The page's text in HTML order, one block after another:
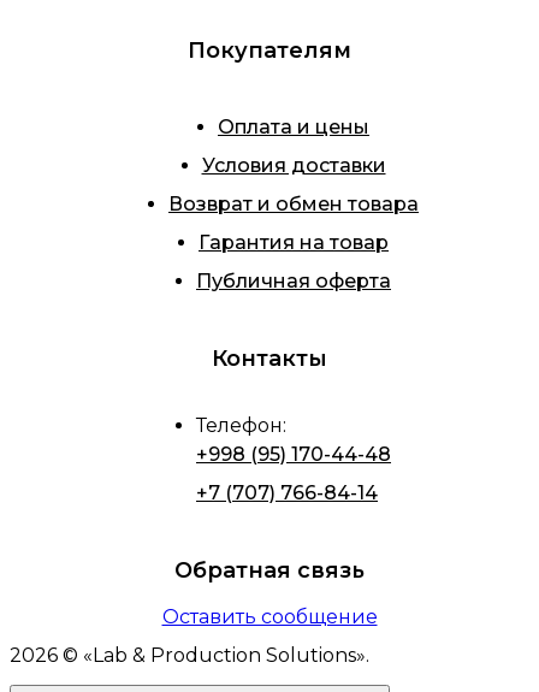
Покупателям
Оплата и цены
Условия доставки
Возврат и обмен товара
Гарантия на товар
Публичная оферта
Контакты
Телефон:
+998 (95) 170-44-48
+7 (707) 766-84-14
Обратная связь
Оставить сообщение
2026 © « Lab & Production Solutions».